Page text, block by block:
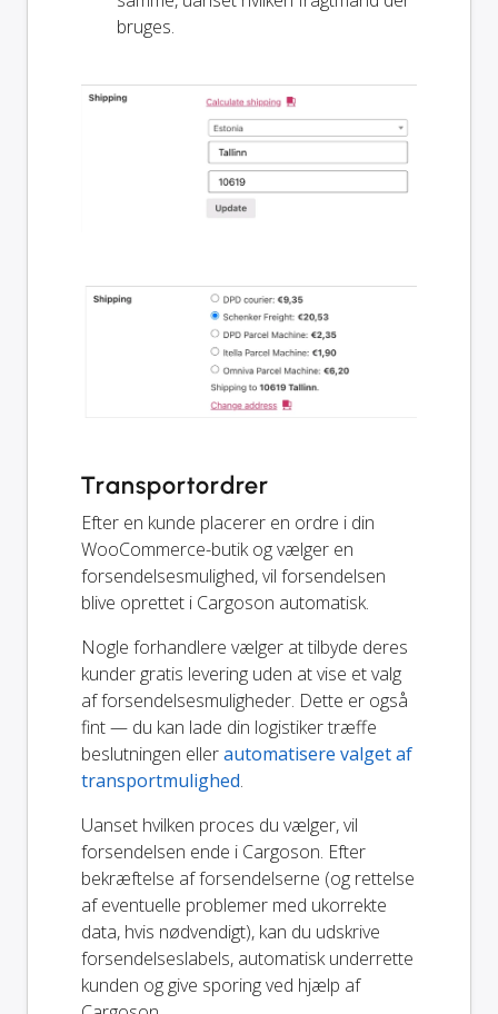
bruges.
Transportordrer
Efter en kunde placerer en ordre i din
WooCommerce-butik og vælger en
forsendelsesmulighed, vil forsendelsen
blive oprettet i Cargoson automatisk.
Nogle forhandlere vælger at tilbyde deres
kunder gratis levering uden at vise et valg
af forsendelsesmuligheder. Dette er også
fint — du kan lade din logistiker træffe
beslutningen ellerautomatisere valget af
transportmulighed.
Uanset hvilken proces du vælger, vil
forsendelsen ende i Cargoson. Efter
bekræftelse af forsendelserne (og rettelse
af eventuelle problemer med ukorrekte
data, hvis nødvendigt), kan du udskrive
forsendelseslabels, automatisk underrette
kunden og give sporing ved hjælp af